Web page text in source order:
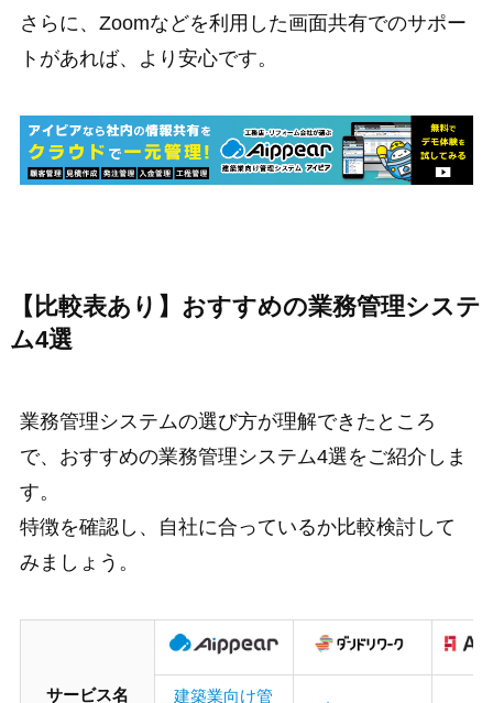
さらに、Zoomなどを利用した画面共有でのサポー
トがあれば、より安心です。
【比較表あり】おすすめの業務管理システ
ム4選
業務管理システムの選び方が理解できたところ
で、おすすめの業務管理システム4選をご紹介しま
す。
特徴を確認し、自社に合っているか比較検討して
みましょう。
サービス名 建築業向け管